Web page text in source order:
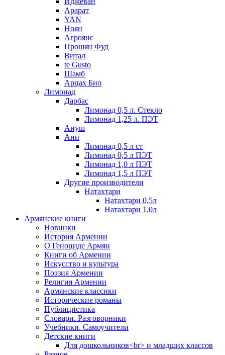
Арарат
YAN
Ноян
Агроянс
Прошян Фуд
Витал
te Gusto
Шамб
Арцах Био
Лимонад
Дарбас
Лимонад 0,5 л. Стекло
Лимонад 1,25 л. ПЭТ
Ануш
Ани
Лимонад 0,5 л ст
Лимонад 0,5 л ПЭТ
Лимонад 1,0 л ПЭТ
Лимонад 1,5 л ПЭТ
Другие производители
Натахтари
Натахтари 0,5л
Натахтари 1,0л
Армянские книги
Новинки
История Армении
О Геноциде Армян
Книги об Армении
Иcкусство и культура
Поэзия Армении
Религия Армении
Армянские классики
Исторические романы
Публицистика
Словари. Разговорники
Учебники. Самоучители
Детские книги
Для дошкольников<br> и младших классов